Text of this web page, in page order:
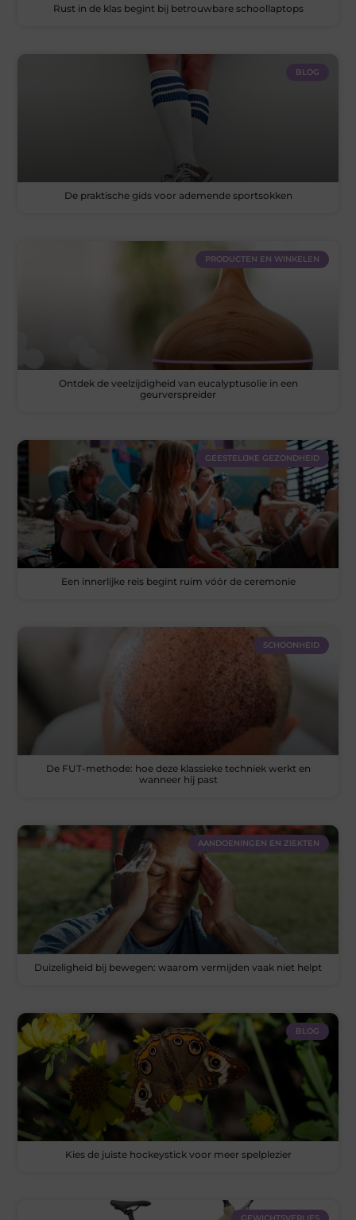
Rust in de klas begint bij betrouwbare schoollaptops
BLOG
De praktische gids voor ademende sportsokken
PRODUCTEN EN WINKELEN
Ontdek de veelzijdigheid van eucalyptusolie in een
geurverspreider
GEESTELIJKE GEZONDHEID
Een innerlijke reis begint ruim vóór de ceremonie
SCHOONHEID
De FUT-methode: hoe deze klassieke techniek werkt en
wanneer hij past
AANDOENINGEN EN ZIEKTEN
Duizeligheid bij bewegen: waarom vermijden vaak niet helpt
BLOG
Kies de juiste hockeystick voor meer spelplezier
GEWICHTSVERLIES